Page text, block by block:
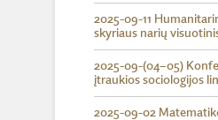
2025-09-11
skyriaus narių
2025-09-(04–05)
įtraukios sociologijos
2025-09-02